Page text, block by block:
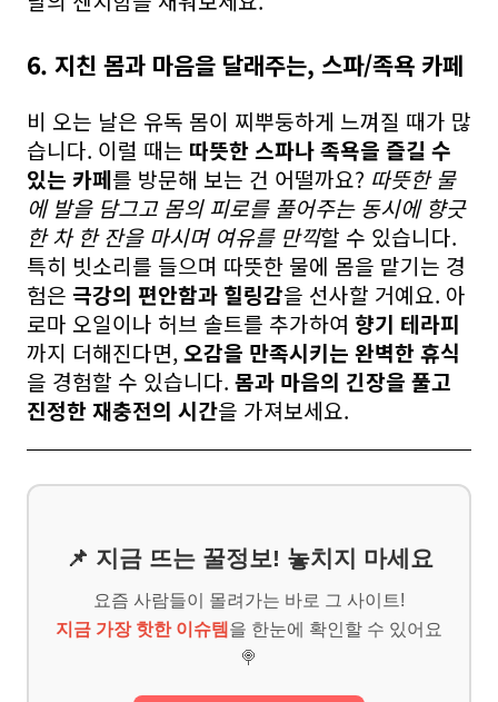
6. 지친 몸과 마음을 달래주는, 스파/족욕 카페
비 오는 날은 유독 몸이 찌뿌둥하게 느껴질 때가 많
습니다. 이럴 때는 따뜻한 스파나 족욕을 즐길 수
있는 카페를 방문해 보는 건 어떨까요? 따뜻한 물
에 발을 담그고 몸의 피로를 풀어주는 동시에 향긋
한 차 한 잔을 마시며 여유를 만끽할 수 있습니다.
특히 빗소리를 들으며 따뜻한 물에 몸을 맡기는 경
험은 극강의 편안함과 힐링감을 선사할 거예요. 아
로마 오일이나 허브 솔트를 추가하여 향기 테라피
까지 더해진다면,오감을 만족시키는 완벽한 휴식
을 경험할 수 있습니다. 몸과 마음의 긴장을 풀고
진정한 재충전의 시간을 가져보세요.
📌 지금 뜨는 꿀정보! 놓치지 마세요
요즘 사람들이 몰려가는 바로 그 사이트!
지금 가장 핫한 이슈템 을 한눈에 확인할 수 있어요
🍭